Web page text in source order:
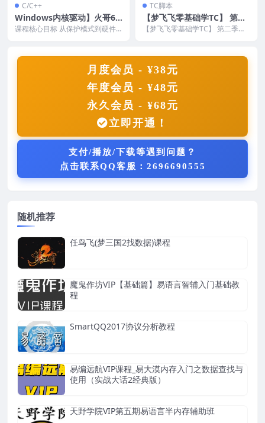
C/C++
Windows内核驱动】火哥6
期/全138集含资料
课程核心目标 从保护模式到硬件
TC脚本
【梦飞飞零基础学TC】 第二
季
【梦飞飞零基础学TC】 第二季，
月度会员 - ¥38元
年度会员 - ¥48元
永久会员 - ¥68元
立即开通！
支付/播放/下载等遇到问题？
点击联系QQ客服：2696690555
随机推荐
任鸟飞(梦三国2找数据)课程
魔鬼作坊VIP【基础篇】易语言智辅入门基础教
程
SmartQQ2017协议分析教程
易编远航VIP课程_易大漠内存入门之数据查找与
使用（实战大话2经典版）
天野学院VIP第五期易语言半内存辅助班